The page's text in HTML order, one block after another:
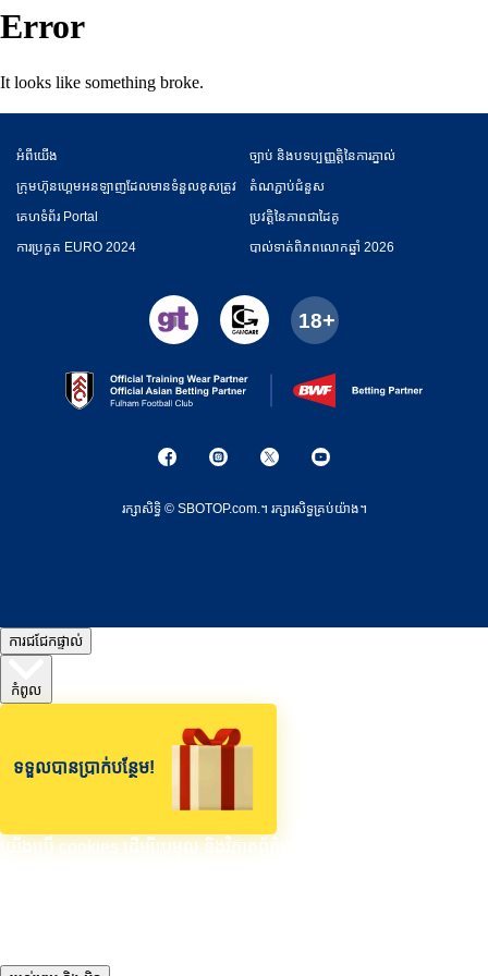
Error
It looks like something broke.
អំពី​​យើង
ច្បាប់ និងបទប្បញ្ញត្តិនៃការភ្នាល់
ក្រុមហ៊ុនហ្គេមអនឡាញដែលមានទំនួលខុសត្រូវ
តំណភ្ជាប់ជំនួស
គេហទំព័រ Portal
ប្រវត្តិនៃភាពជាដៃគូ
ការប្រកួត EURO 2024
​បាល់ទាត់​ពិភពលោកឆ្នាំ 2026
រក្សាសិទ្ធិ © SBOTOP.com.។ រក្សា​រ​សិទ្ធ​គ្រប់យ៉ាង។
ការជជែកផ្ទាល់
កំពូល
ទទួលបានប្រាក់បន្ថែម!
យើងប្រើ cookies ដើម្បីប្រមូល និងវិភាគព័ត៌មានអំពីដំណើរការ និងការប្រើ